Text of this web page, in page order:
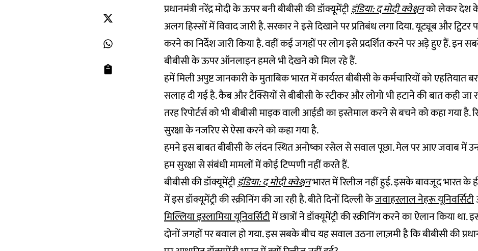
प्रधानमंत्री नरेंद्र मोदी के ऊपर बनी बीबीसी की डॉक्यूमेंट्रीइंडिया: द मोदी क्वेश्चनको लेकर देश
अलग हिस्सों में विवाद जारी है. सरकार ने इसे दिखाने पर प्रतिबंध लगा दिया. यूट्यूब और
करने का निर्देश जारी किया है. वहीं कई जगहों पर लोग इसे प्रदर्शित करने पर अड़े हुए हैं. इन
बीबीसी के ऊपर ऑनलाइन हमले भी देखने को मिल रहे हैं.
हमें मिली अपुष्ट जानकारी के मुताबिक भारत में कार्यरत बीबीसी के कर्मचारियों को एहतियात
सलाह दी गई है. कैब और टैक्सियों से बीबीसी के स्टीकर और लोगो भी हटाने की बात कही जा
तरह रिपोर्टर्स को भी बीबीसी माइक वाली आईडी का इस्तेमाल करने से बचने को कहा गया है.
सुरक्षा के नजरिए से ऐसा करने को कहा गया है.
हमने इस बाबत बीबीसी के लंदन स्थित अनोष्का रसेल से सवाल पूछा. मेल पर आए जवाब में
हम सुरक्षा से संबंधी मामलों में कोई टिप्पणी नहीं करते हैं.
बीबीसी की डॉक्यूमेंट्रीइंडिया: द मोदी क्वेश्चनभारत में रिलीज नहीं हुई. इसके बावजूद भारत के
में इस डॉक्यूमेंट्री की स्क्रीनिंग की जा रही है. बीते दिनों दिल्ली केजवाहरलाल नेहरू यूनिवर्सिटी
मिल्लिया इस्लामिया यूनिवर्सिटीमें छात्रों ने डॉक्यूमेंट्री की स्क्रीनिंग करने का ऐलान किया
दोनों जगहों पर बवाल हो गया. इस सबके बीच यह सवाल उठना लाज़मी है कि बीबीसी की